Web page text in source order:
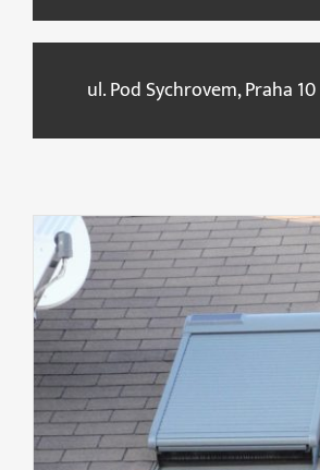
ul. Pod Sychrovem, Praha 10